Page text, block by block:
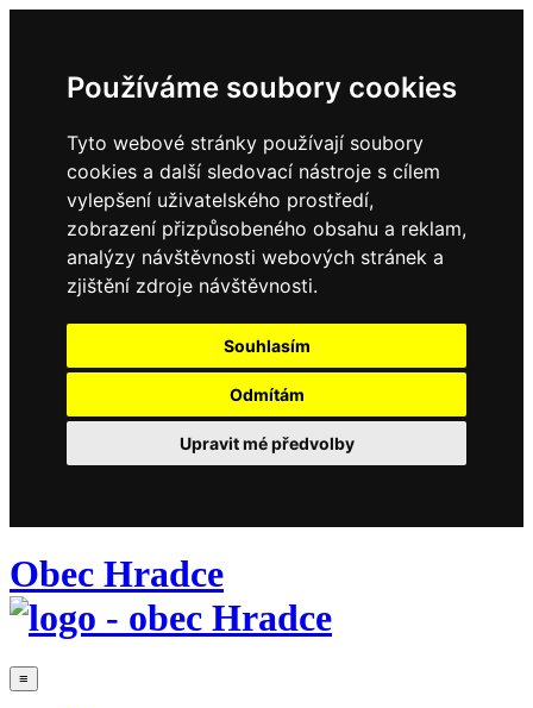
Používáme soubory cookies
Tyto webové stránky používají soubory
cookies a další sledovací nástroje s cílem
vylepšení uživatelského prostředí,
zobrazení přizpůsobeného obsahu a reklam,
analýzy návštěvnosti webových stránek a
zjištění zdroje návštěvnosti.
Souhlasím
Odmítám
Upravit mé předvolby
Obec Hradce
≡